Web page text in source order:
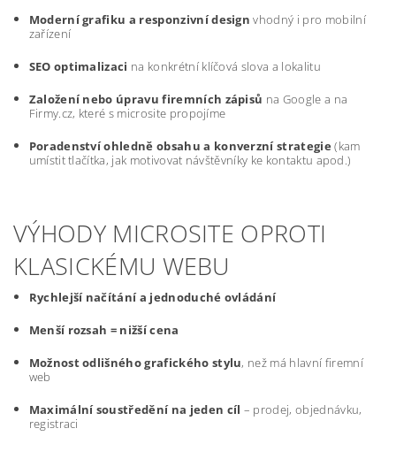
Moderní grafiku a responzivní design vhodný i pro mobilní
zařízení
SEO optimalizaci na konkrétní klíčová slova a lokalitu
Založení nebo úpravu firemních zápisů na Google a na
Firmy.cz, které s microsite propojíme
Poradenství ohledně obsahu a konverzní strategie (kam
umístit tlačítka, jak motivovat návštěvníky ke kontaktu apod.)
VÝHODY MICROSITE OPROTI
KLASICKÉMU WEBU
Rychlejší načítání a jednoduché ovládání
Menší rozsah = nižší cena
Možnost odlišného grafického stylu, než má hlavní firemní
web
Maximální soustředění na jeden cíl – prodej, objednávku,
registraci